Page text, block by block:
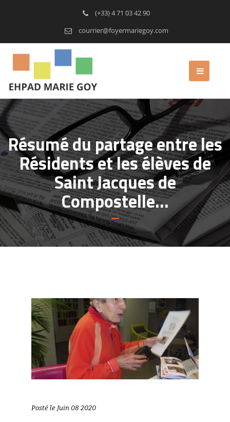
(+33) 4 71 03 42 90
courrier@foyermariegoy.com
Résumé du partage entre les
Résidents et les élèves de
Saint Jacques de
Compostelle…
Posté le Juin 08 2020